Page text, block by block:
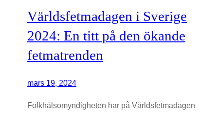
Världsfetmadagen i Sverige
2024: En titt på den ökande
fetmatrenden
mars 19, 2024
Folkhälsomyndigheten har på Världsfetmadagen